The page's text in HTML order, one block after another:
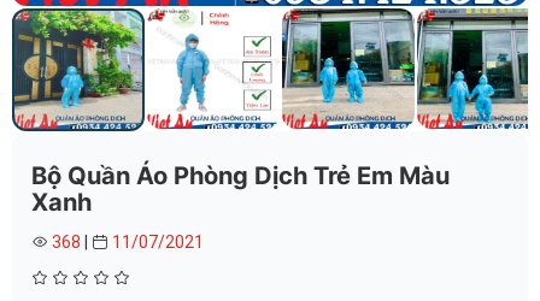
Bộ Quần Áo Phòng Dịch Trẻ Em Màu
Xanh
368 11/07/2021